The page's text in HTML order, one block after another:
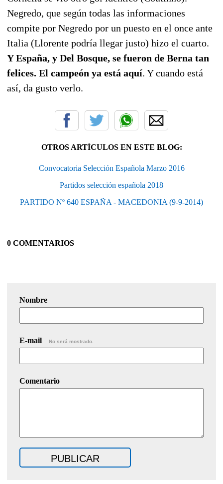
Negredo, que según todas las informaciones
compite por Negredo por un puesto en el once ante
Italia (Llorente podría llegar justo) hizo el cuarto.
Y España, y Del Bosque, se fueron de Berna tan
felices. El campeón ya está aquí. Y cuando está
así, da gusto verlo.
OTROS ARTÍCULOS EN ESTE BLOG:
Convocatoria Selección Española Marzo 2016
Partidos selección española 2018
PARTIDO Nº 640 ESPAÑA - MACEDONIA (9-9-2014)
0 COMENTARIOS
Nombre
E-mail No será mostrado.
Comentario